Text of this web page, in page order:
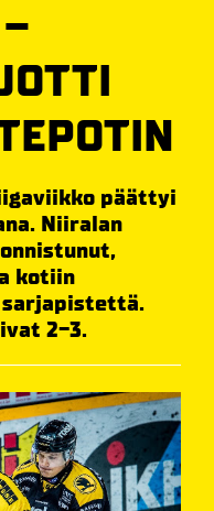
päättyi
Niiralan
kotiin
2-3.